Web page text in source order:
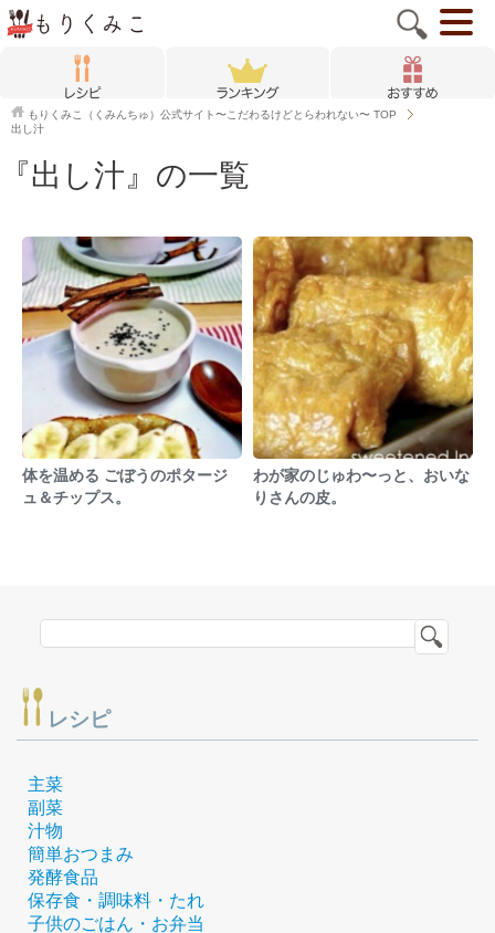
もりくみこ（くみんちゅ）公式サイト〜こだわるけどとらわれない〜 TOP
出し汁
『出し汁』の一覧
体を温める ごぼうのポタージ
ュ＆チップス。
わが家のじゅわ〜っと、おいな
りさんの皮。
レシピ
主菜
副菜
汁物
簡単おつまみ
発酵食品
保存食・調味料・たれ
子供のごはん・お弁当